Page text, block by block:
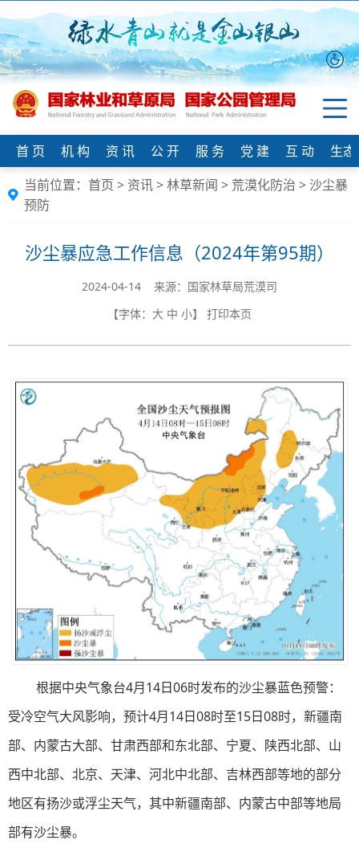
首 页 机 构 资 讯 公 开 服 务 党 建 互 动
生
当前位置： 首页 > 资讯>林草新闻 > 荒漠化防治 > 沙尘暴
预防
沙尘暴应急工作信息（2024年第95期）
2024-04-14 来源：国家林草局荒漠司
【字体： 大 中 小】 打印本页
根据中央气象台4月14日06时发布的沙尘暴蓝色预警：
受冷空气大风影响，预计4月14日08时至15日08时，新疆南
部、内蒙古大部、甘肃西部和东北部、宁夏、陕西北部、山
西中北部、北京、天津、河北中北部、吉林西部等地的部分
地区有扬沙或浮尘天气，其中新疆南部、内蒙古中部等地局
部有沙尘暴。